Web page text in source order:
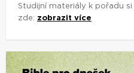
Studijní materiály k pořadu
zde: zobrazit více